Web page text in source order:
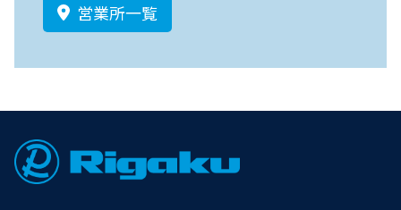
営業所一覧
Footer